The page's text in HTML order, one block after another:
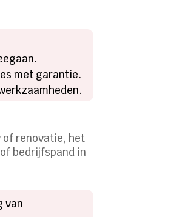
met garantie.
of renovatie, het
bedrijfspand in
van